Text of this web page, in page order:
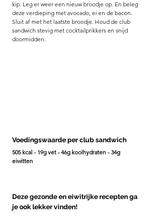
kip. Leg er weer een nieuw broodje op. En beleg
deze verdieping met avocado, ei en de bacon.
Sluit af met het laatste broodje. Houd de club
sandwich stevig met cocktailprikkers en snijd
doormidden.
Voedingswaarde per club sandwich
505 kcal - 19g vet - 46g koolhydraten - 34g
eiwitten
Deze gezonde en eiwitrijke recepten ga
je ook lekker vinden!